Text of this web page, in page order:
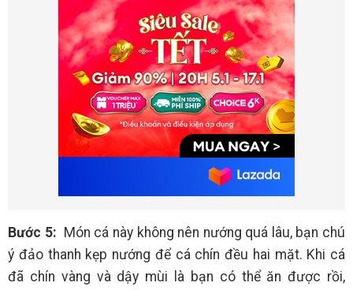
Bước 5: Món cá này không nên nướng quá lâu, bạn chú
ý đảo thanh kẹp nướng để cá chín đều hai mặt. Khi cá
đã chín vàng và dậy mùi là bạn có thể ăn được rồi,